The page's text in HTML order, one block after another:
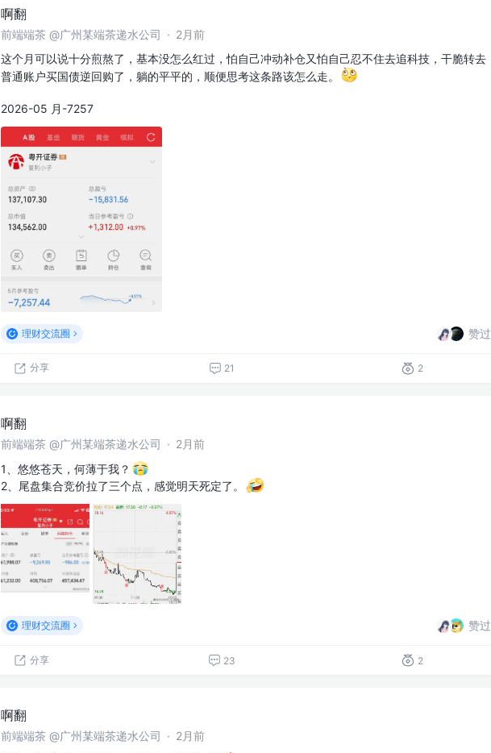
啊翻
前端端茶 @广州某端茶递水公司 · 2月前
这个月可以说十分煎熬了，基本没怎么红过，怕自己冲动补仓又怕自己忍不住去追科技，干脆转去
普通账户买国债逆回购了，躺的平平的，顺便思考这条路该怎么走。
2026-05 月-7257
理财交流圈 赞过
分享 21 2
啊翻
前端端茶 @广州某端茶递水公司 · 2月前
1、悠悠苍天，何薄于我？
2、尾盘集合竞价拉了三个点，感觉明天死定了。
理财交流圈 赞过
分享 23 2
啊翻
前端端茶 @广州某端茶递水公司 · 2月前